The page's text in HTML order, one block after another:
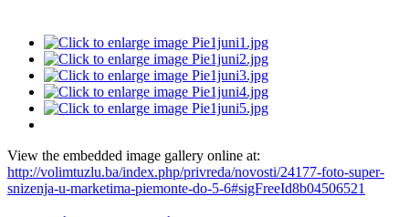
View the embedded image gallery online at:
http://volimtuzlu.ba/index.php/privreda/novosti/24177-foto-super-
snizenja-u-marketima-piemonte-do-5-6#sigFreeId8b04506521